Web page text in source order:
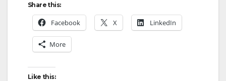
Share this:
Facebook X LinkedIn
More
Like this: